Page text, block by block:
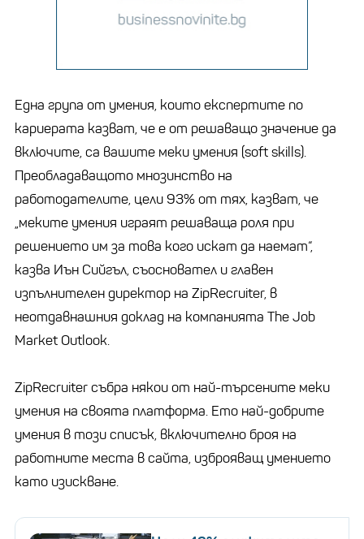
Една група от умения, които експертите по
кариерата казват, че е от решаващо значение да
включите, са вашите меки умения (soft skills).
Преобладаващото мнозинство на
работодателите, цели 93% от тях, казват, че
„меките умения играят решаваща роля при
решението им за това кого искат да наемат“,
казва Иън Сийгъл, съосновател и главен
изпълнителен директор на ZipRecruiter, в
неотдавнашния доклад на компанията The Job
Market Outlook.
ZipRecruiter събра някои от най-търсените меки
умения на своята платформа. Ето най-добрите
умения в този списък, включително броя на
работните места в сайта, изброяващ умението
като изискване.